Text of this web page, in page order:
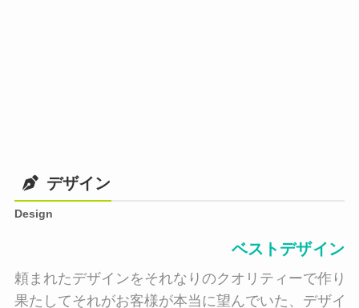
デザイン
Design
ベストデザイン
頼まれたデザインをそれなりのクオリティーで作り
果たしてそれがお客様が本当に望んでいた、デザイ